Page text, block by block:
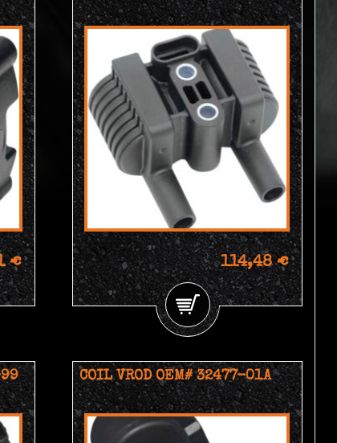
€ 114,48 €
COIL VROD OEM# 32477-01A